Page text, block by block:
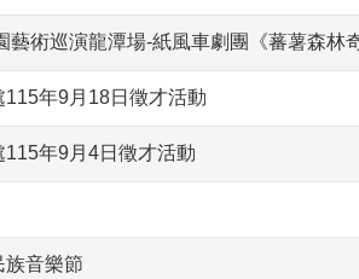
術巡演龍潭場-紙風車劇團《蕃薯森林
115年9月18日徵才活動
115年9月4日徵才活動
族音樂節